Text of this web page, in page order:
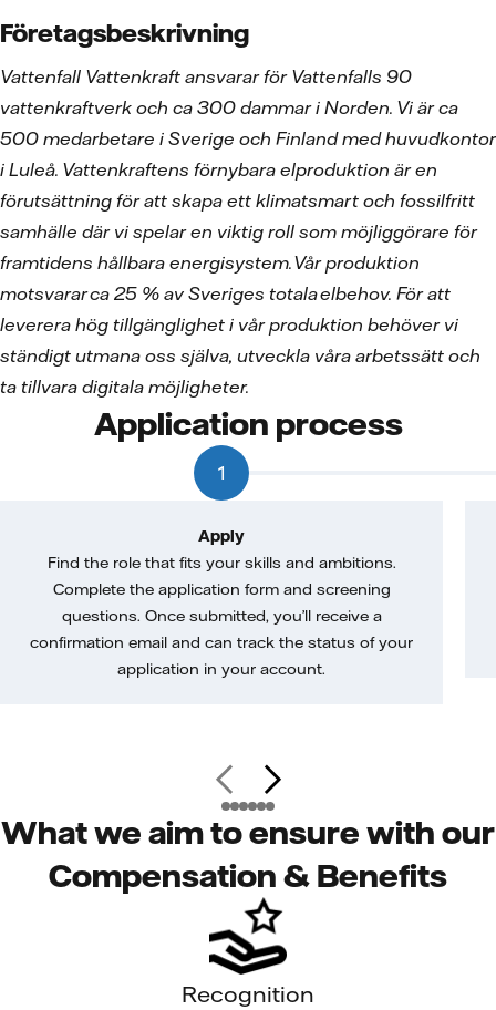
Företagsbeskrivning
Vattenfall Vattenkraft ansvarar för Vattenfalls 90
vattenkraftverk och ca 300 dammar i Norden. Vi är ca
500 medarbetare i Sverige och Finland med huvudkontor
i Luleå. Vattenkraftens förnybara elproduktion är en
förutsättning för att skapa ett klimatsmart och fossilfritt
samhälle där vi spelar en viktig roll som möjliggörare för
framtidens hållbara energisystem. Vår produktion
motsvarar ca 25 % av Sveriges totala elbehov. För att
leverera hög tillgänglighet i vår produktion behöver vi
ständigt utmana oss själva, utveckla våra arbetssätt och
ta tillvara digitala möjligheter.
Application process
1
Apply
Find the role that fits your skills and ambitions.
Complete the application form and screening
questions. Once submitted, you’ll receive a
confirmation email and can track the status of your
application in your account.
What we aim to ensure with our
Compensation & Benefits
Recognition